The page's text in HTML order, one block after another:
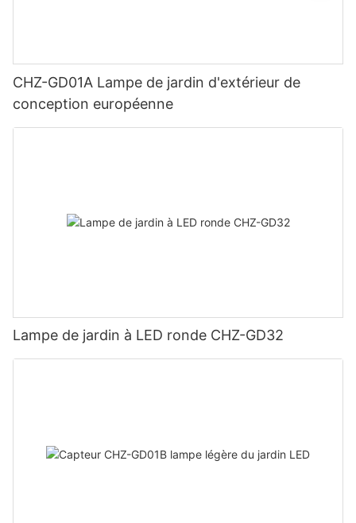
CHZ-GD01A Lampe de jardin d'extérieur de
conception européenne
Lampe de jardin à LED ronde CHZ-GD32